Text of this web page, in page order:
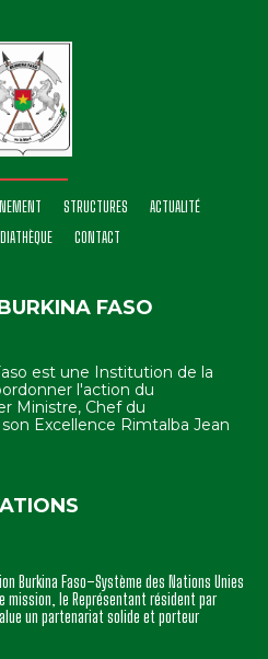
STRUCTURES
ACTUALITÉ
CONTACT
FASO
est une Institution de la
l'action du
Ministre, Chef du
Excellence Rimtalba Jean
Burkina Faso–Système des Nations Unies
mission, le Représentant résident par
un partenariat solide et porteur